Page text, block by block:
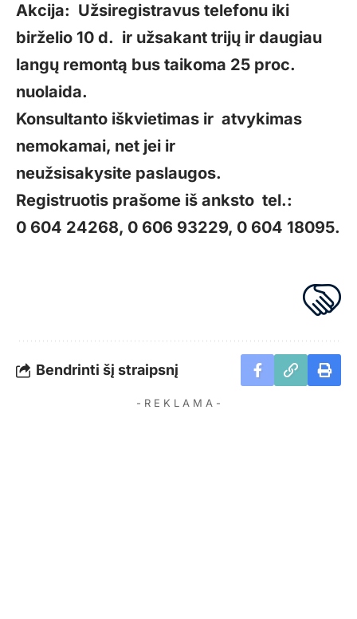
Akcija: Užsiregistravus telefonu iki
birželio 10 d. ir užsakant trijų ir daugiau
langų remontą bus taikoma 25 proc.
nuolaida.
Konsultanto iškvietimas ir atvykimas
nemokamai, net jei ir
neužsisakysite paslaugos.
Registruotis prašome iš anksto tel.:
0 604 24268, 0 606 93229, 0 604 18095.
Bendrinti šį straipsnį
- R E K L A M A -